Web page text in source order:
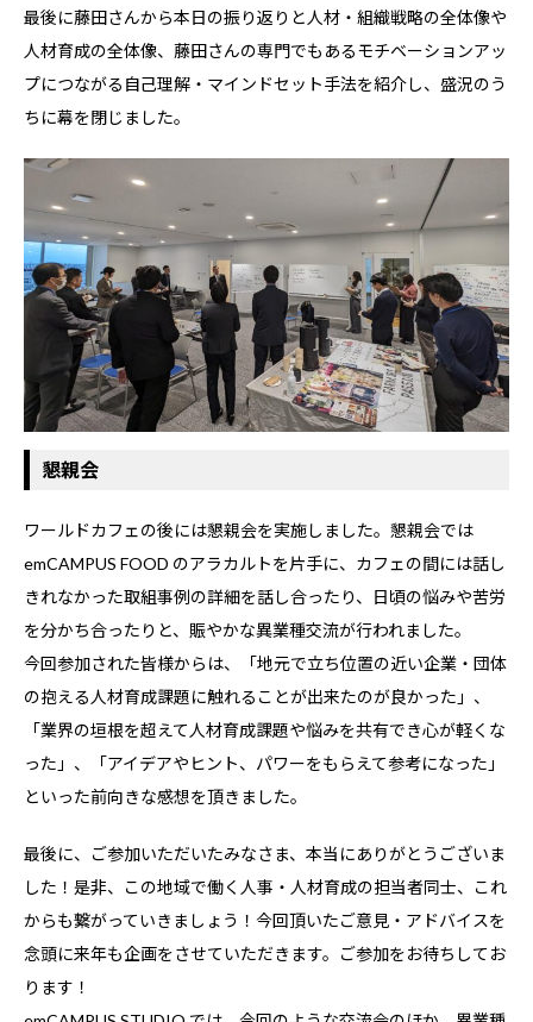
最後に藤田さんから本日の振り返りと人材・組織戦略の全体像や
人材育成の全体像、藤田さんの専門でもあるモチベーションアッ
プにつながる自己理解・マインドセット手法を紹介し、盛況のう
ちに幕を閉じました。
懇親会
ワールドカフェの後には懇親会を実施しました。懇親会では
emCAMPUS FOOD のアラカルトを片手に、カフェの間には話し
きれなかった取組事例の詳細を話し合ったり、日頃の悩みや苦労
を分かち合ったりと、賑やかな異業種交流が行われました。
今回参加された皆様からは、「地元で立ち位置の近い企業・団体
の抱える人材育成課題に触れることが出来たのが良かった」、
「業界の垣根を超えて人材育成課題や悩みを共有でき心が軽くな
った」、「アイデアやヒント、パワーをもらえて参考になった」
といった前向きな感想を頂きました。
最後に、ご参加いただいたみなさま、本当にありがとうございま
した！是非、この地域で働く人事・人材育成の担当者同士、これ
からも繋がっていきましょう！今回頂いたご意見・アドバイスを
念頭に来年も企画をさせていただきます。ご参加をお待ちしてお
ります！